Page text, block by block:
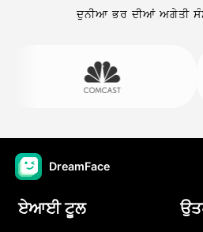
ਦੁਨੀਆ ਭਰ ਦੀਆਂ ਅਗੇਤੀ
DreamFace
ਏਆਈ ਟੂਲ